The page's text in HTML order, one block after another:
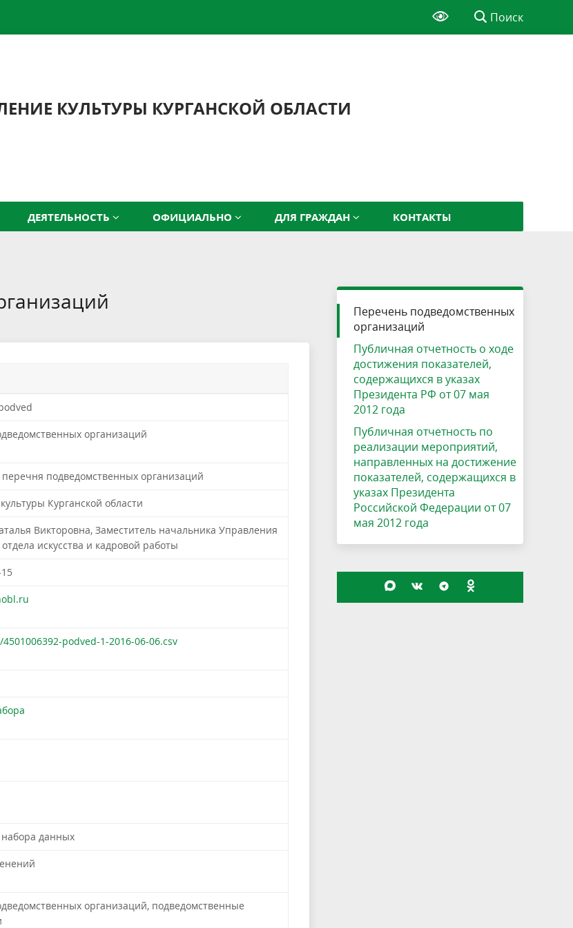
Поиск
КУЛЬТУРЫ КУРГАНСКОЙ ОБЛАСТИ
ДЕЯТЕЛЬНОСТЬ ОФИЦИАЛЬНО ДЛЯ ГРАЖДАН КОНТАКТЫ
организаций
подведомственных организаций
Курганской области
Викторовна, Заместитель начальника Управления
искусства и кадровой работы
podved-1-2016-06-06.csv
данных
организаций, подведомственные
Перечень подведомственных
организаций
Публичная отчетность о ходе
достижения показателей,
содержащихся в указах
Президента РФ от 07 мая
2012 года
Публичная отчетность по
реализации мероприятий,
направленных на достижение
показателей, содержащихся в
указах Президента
Российской Федерации от 07
мая 2012 года